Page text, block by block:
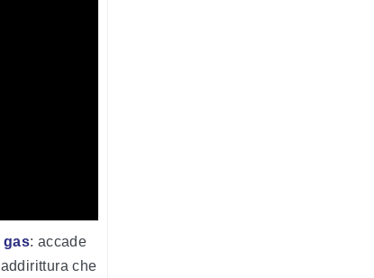
gas: accade
che